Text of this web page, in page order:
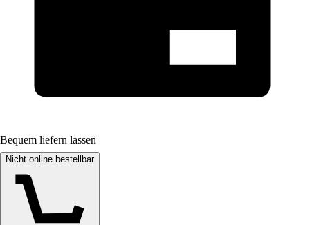
Bequem liefern lassen
Nicht online bestellbar